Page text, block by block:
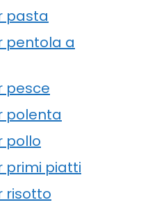
pasta
pentola a
pesce
polenta
pollo
primi piatti
risotto